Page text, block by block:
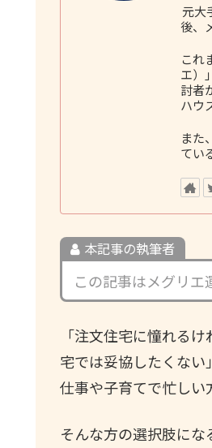
元大
後、
これ
エ）
討者
ハウ
また
てい
本記事の執筆者
この記事はメグリエ
「注文住宅に憧れる
宅では妥協したくな
仕事や子育てで忙しい
そんな方の選択肢にな